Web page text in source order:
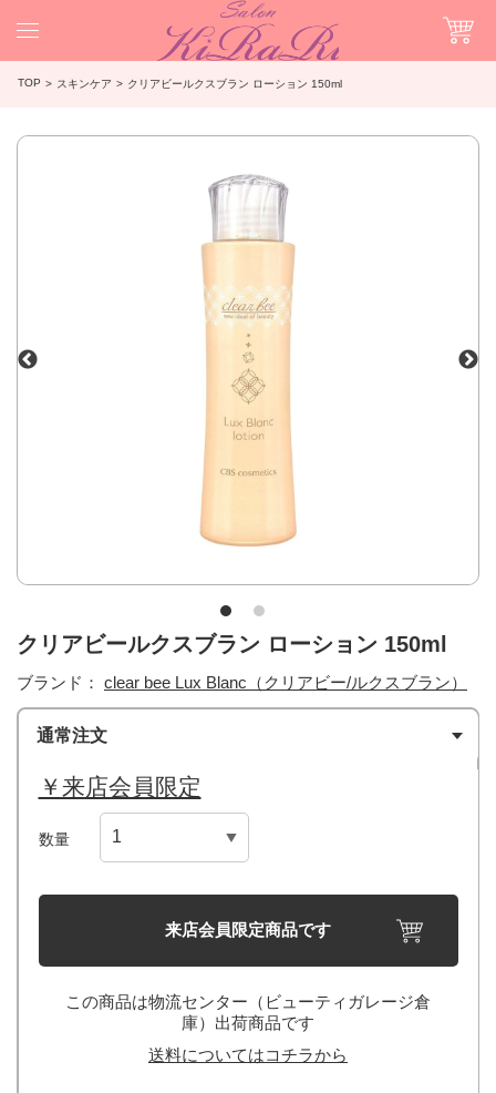
TOP スキンケア クリアビールクスブラン ローション 150ml
クリアビールクスブラン ローション 150ml
ブランド： clear bee Lux Blanc（クリアビー/ルクスブラン）
通常注文
￥来店会員限定
数量
来店会員限定商品です
この商品は物流センター（ビューティガレージ倉
庫）出荷商品です
送料についてはコチラから